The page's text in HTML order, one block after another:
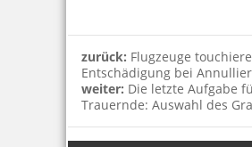
zurück: Flugzeuge
Entschädigung bei
weiter: Die letzte Aufgabe
Trauernde: Auswahl des